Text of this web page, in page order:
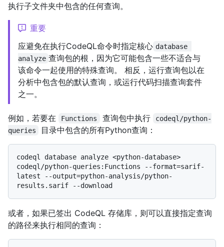
执行子文件夹中包含的任何查询。
重要
应避免在执行CodeQL命令时指定核心 database
analyze 查询包的根，因为它可能包含一些不适合与
该命令一起使用的特殊查询。 相反，运行查询包以在
分析中包含包的默认查询，或运行代码扫描查询套件
之一。
例如，若要在 Functions 查询包中执行
codeql/python-
queries
目录中包含的所有Python查询：
codeql database analyze <python-database>
codeql/python-queries:Functions --format=sarif-
latest --output=python-analysis/python-
或者，如果已签出 CodeQL 存储库，则可以直接指定查询
的路径来执行相同的查询：